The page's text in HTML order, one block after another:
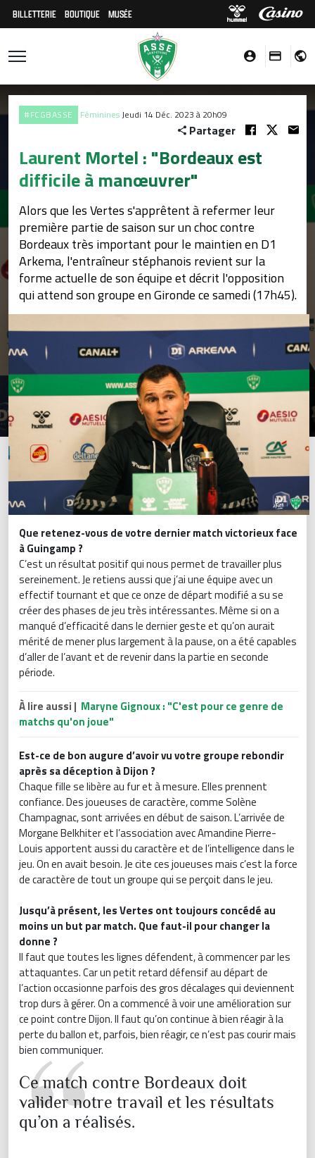
BILLETTERIE BOUTIQUE MUSÉE
#FCGBASSE FémininesJeudi 14 Déc. 2023 à 20h09
Partager
Laurent Mortel : "Bordeaux est
difficile à manœuvrer"
Alors que les Vertes s'apprêtent à refermer leur
première partie de saison sur un choc contre
Bordeaux très important pour le maintien en D1
Arkema, l'entraîneur stéphanois revient sur la
forme actuelle de son équipe et décrit l'opposition
qui attend son groupe en Gironde ce samedi (17h45).
Que retenez-vous de votre dernier match victorieux face
à Guingamp ?
C’est un résultat positif qui nous permet de travailler plus
sereinement. Je retiens aussi que j’ai une équipe avec un
effectif tournant et que ce onze de départ modifié a su se
créer des phases de jeu très intéressantes. Même si on a
manqué d’efficacité dans le dernier geste et qu’on aurait
mérité de mener plus largement à la pause, on a été capables
d’aller de l’avant et de revenir dans la partie en seconde
période.
À lire aussi | Maryne Gignoux : "C'est pour ce genre de
matchs qu'on joue"
Est-ce de bon augure d’avoir vu votre groupe rebondir
après sa déception à Dijon ?
Chaque fille se libère au fur et à mesure. Elles prennent
confiance. Des joueuses de caractère, comme Solène
Champagnac, sont arrivées en début de saison. L’arrivée de
Morgane Belkhiter et l’association avec Amandine Pierre-
Louis apportent aussi du caractère et de l’intelligence dans le
jeu. On en avait besoin. Je cite ces joueuses mais c’est la force
de caractère de tout un groupe qui se perçoit dans le jeu.
Jusqu’à présent, les Vertes ont toujours concédé au
moins un but par match. Que faut-il pour changer la
donne ?
Il faut que toutes les lignes défendent, à commencer par les
attaquantes. Car un petit retard défensif au départ de
l’action occasionne parfois des gros décalages qui deviennent
trop durs à gérer. On a commencé à voir une amélioration sur
ce point contre Dijon. Il faut qu’on continue à bien réagir à la
perte du ballon et, parfois, bien réagir, ce n’est pas courir mais
bien communiquer.
Ce match contre Bordeaux doit
valider notre travail et les résultats
qu’on a réalisés.